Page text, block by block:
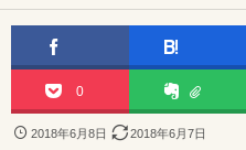
0
2018年6月8日 2018年6月7日